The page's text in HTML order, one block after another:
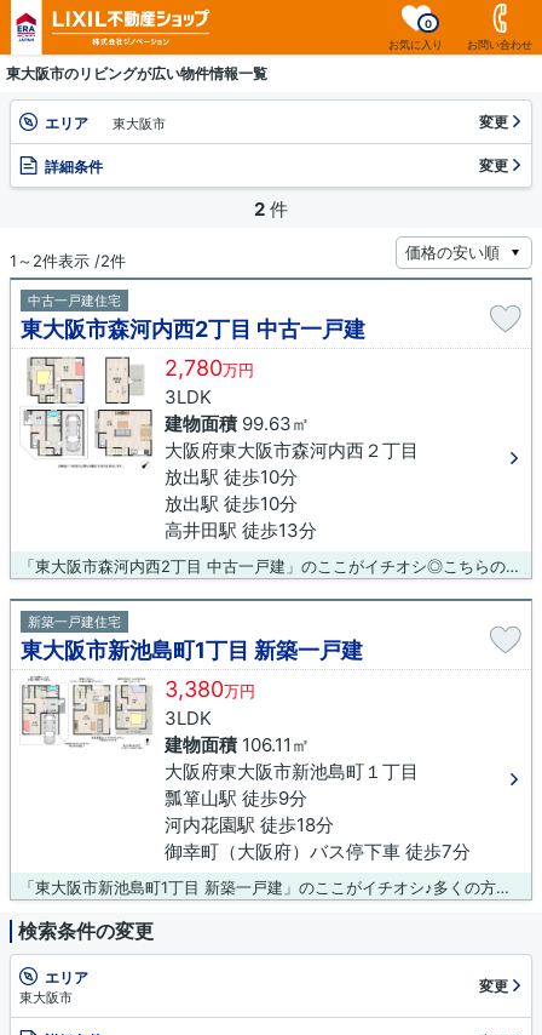
お気に入り
0
お問い合わせ
東大阪市のリビングが広い物件情報一覧
エリア 東大阪市 変更
詳細条件 変更
2 件
1～2件表示 /2件
中古一戸建住宅
東大阪市森河内西2丁目 中古一戸建
2,780万円
3LDK
建物面積99.63㎡
大阪府東大阪市森河内西２丁目
放出駅 徒歩10分
放出駅 徒歩10分
高井田駅 徒歩13分
「東大阪市森河内西2丁目 中古一戸建」のここがイチオシ◎こちらの物件はセブンイレブン 東大阪森河内西2丁目店まで23mにあります◎南西側道路なので日当りはもちろん風通しも良いのが魅力です◎駅徒歩10分の物件です◎一戸建てにも運命の出会いというものがあります◎東大阪市の片町線放出周辺でなら、お客様に満足していただける様な物件に出会えることでしょう(#^^#)
新築一戸建住宅
東大阪市新池島町1丁目 新築一戸建
3,380万円
3LDK
建物面積106.11㎡
大阪府東大阪市新池島町１丁目
瓢箪山駅 徒歩9分
河内花園駅 徒歩18分
御幸町（大阪府）バス停下車 徒歩7分
「東大阪市新池島町1丁目 新築一戸建」のここがイチオシ♪多くの方から高いニーズのある、内装もピカピカの新築戸建ての物件です♪東大阪市に特化した当社では、多種多様な不動産情報をご用意しております♪不動産情報と併せて地域情報もお伝えいたしますので、まずはお気軽にお問い合わせください(*^^*)
検索条件の変更
エリア
東大阪市
変更